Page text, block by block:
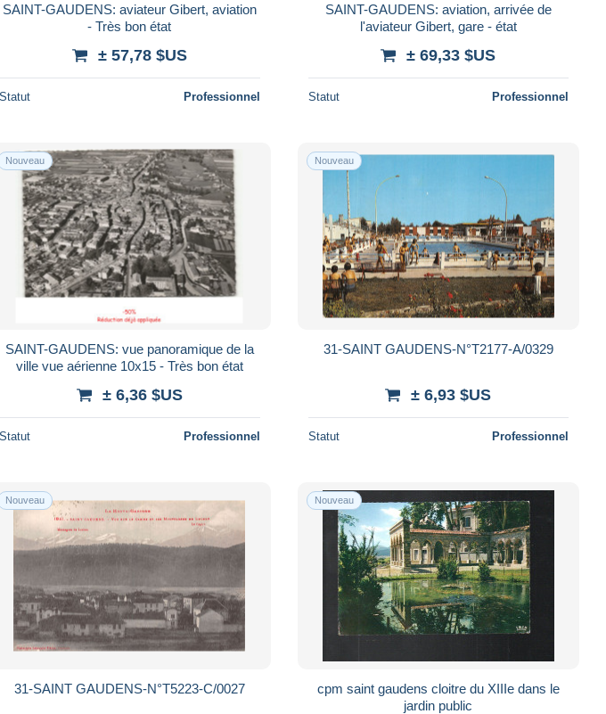
SAINT-GAUDENS: aviateur Gibert, aviation
- Très bon état
± 57,78 $US
Statut Professionnel
SAINT-GAUDENS: aviation, arrivée de
l'aviateur Gibert, gare - état
± 69,33 $US
Statut Professionnel
Nouveau
SAINT-GAUDENS: vue panoramique de la
ville vue aérienne 10x15 - Très bon état
± 6,36 $US
Statut Professionnel
Nouveau
31-SAINT GAUDENS-N°T2177-A/0329
± 6,93 $US
Statut Professionnel
Nouveau
31-SAINT GAUDENS-N°T5223-C/0027
Nouveau
cpm saint gaudens cloitre du XIIIe dans le
jardin public